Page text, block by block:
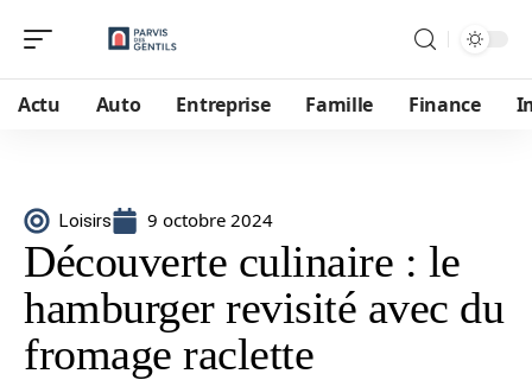
Actu Auto Entreprise Famille Finance
Loisirs 9 octobre 2024
Découverte culinaire : le
hamburger revisité avec du
fromage raclette